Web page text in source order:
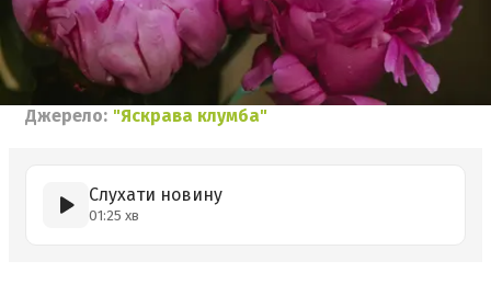
Джерело: "Яскрава клумба"
Слухати новину
01:25 хв